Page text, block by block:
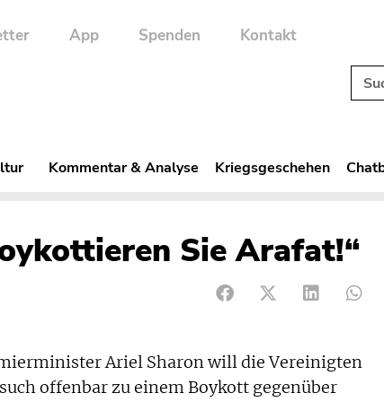
App Spenden Kontakt
Kommentar & Analyse Kriegsgeschehen
Sie Arafat!“
Ariel Sharon will die Vereinigten
offenbar zu einem Boykott gegenüber